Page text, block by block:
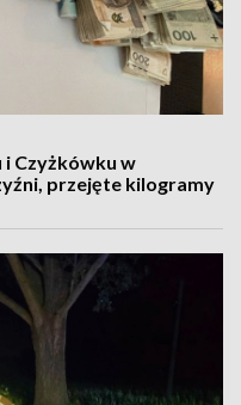
i Czyżkówku w
przejęte kilogramy